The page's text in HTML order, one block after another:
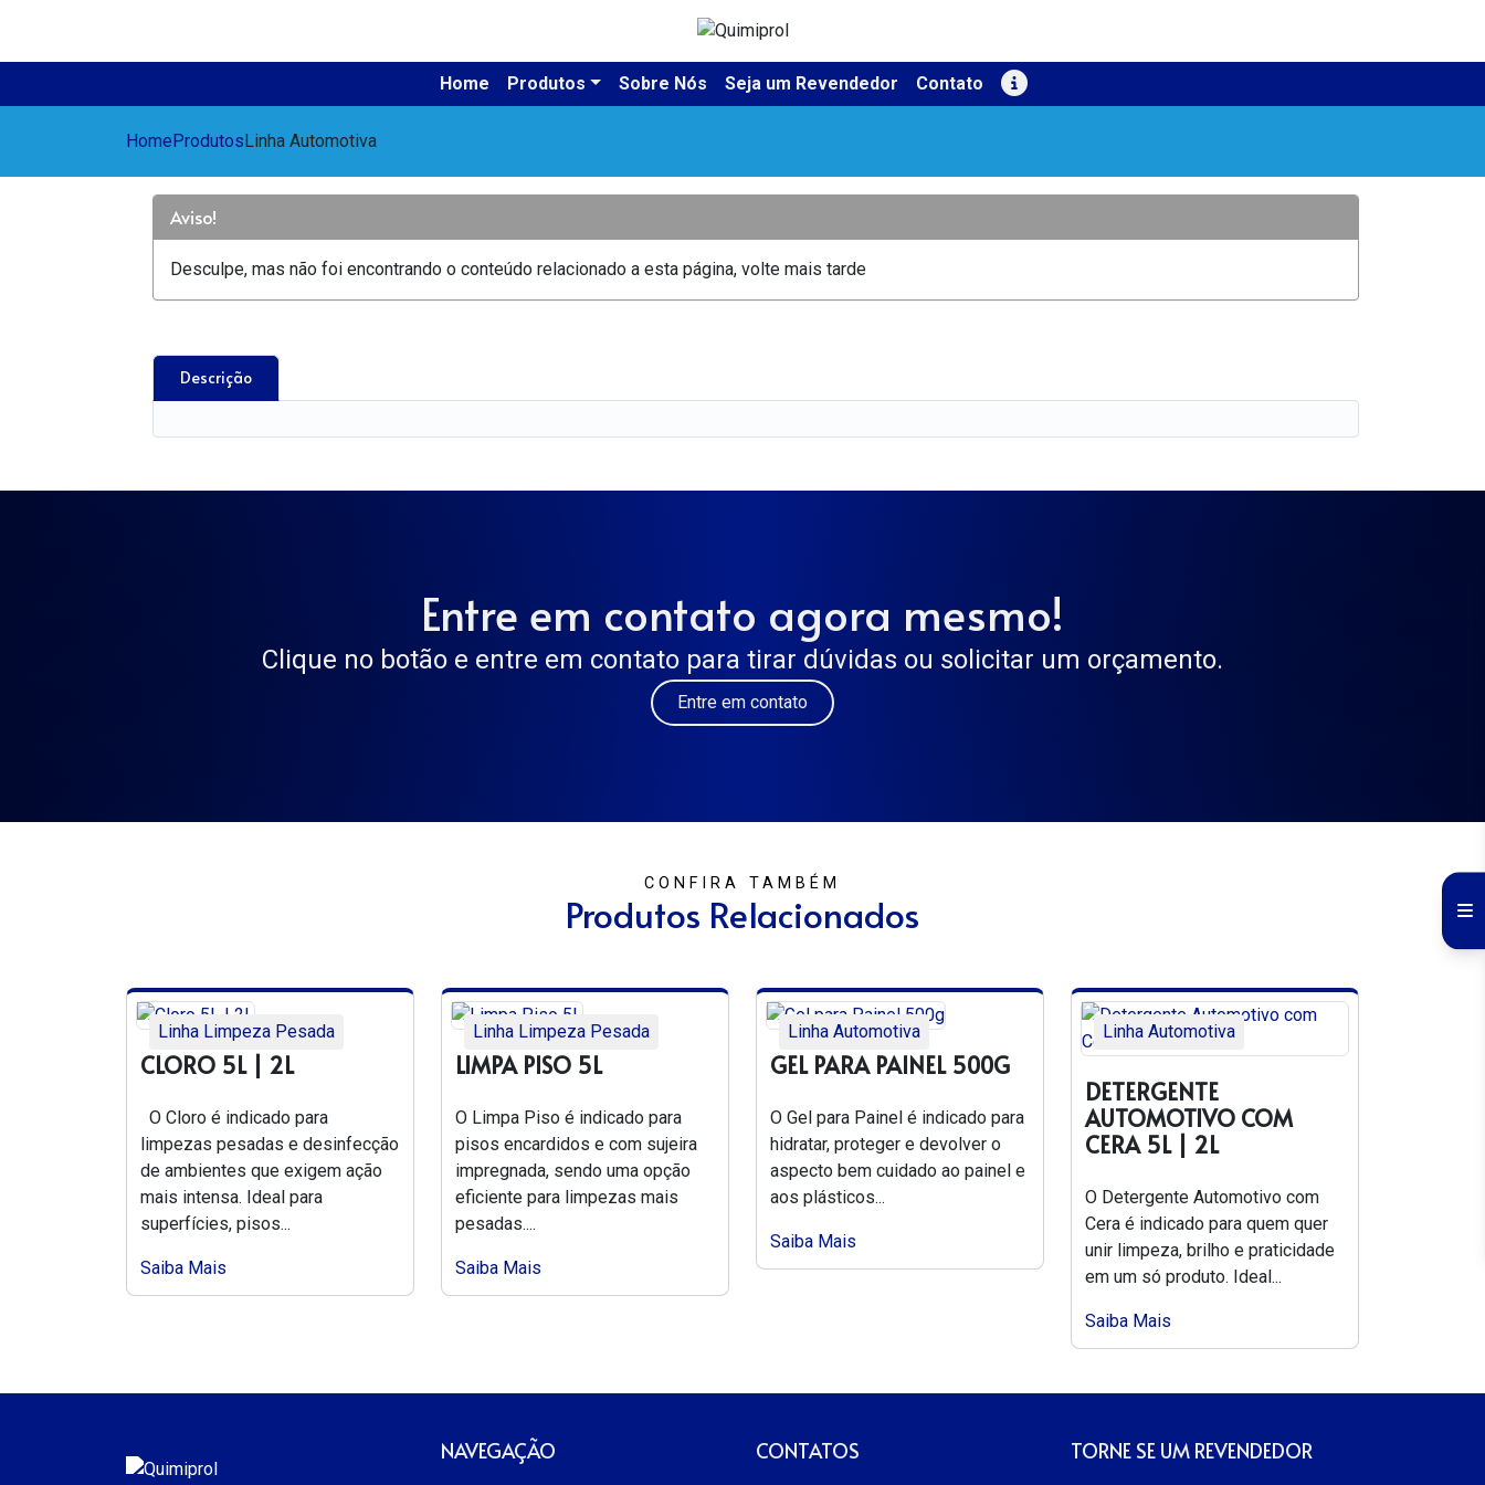
Home Produtos Sobre Nós Seja um Revendedor Contato
HomeProdutosLinha Automotiva
Aviso!
Desculpe, mas não foi encontrando o conteúdo relacionado a esta página, volte mais tarde
Descrição
Entre em contato agora mesmo!
Clique no botão e entre em contato para tirar dúvidas ou solicitar um orçamento.
Entre em contato
CONFIRA TAMBÉM
Produtos Relacionados
Linha Limpeza Pesada
CLORO 5L | 2L
O Cloro é indicado para
limpezas pesadas e desinfecção
de ambientes que exigem ação
mais intensa. Ideal para
superfícies, pisos...
Saiba Mais
Linha Limpeza Pesada
LIMPA PISO 5L
O Limpa Piso é indicado para
pisos encardidos e com sujeira
impregnada, sendo uma opção
eficiente para limpezas mais
pesadas....
Saiba Mais
Linha Automotiva
GEL PARA PAINEL 500G
O Gel para Painel é indicado para
hidratar, proteger e devolver o
aspecto bem cuidado ao painel e
aos plásticos...
Saiba Mais
Linha Automotiva
DETERGENTE
AUTOMOTIVO COM
CERA 5L | 2L
O Detergente Automotivo com
Cera é indicado para quem quer
unir limpeza, brilho e praticidade
em um só produto. Ideal...
Saiba Mais
NAVEGAÇÃO CONTATOS TORNE SE UM REVENDEDOR